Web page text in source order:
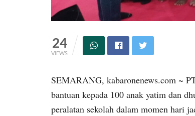
24
VIEWS
SEMARANG, kabaronenews.com ~
bantuan kepada 100 anak yatim dan
peralatan sekolah dalam momen hari